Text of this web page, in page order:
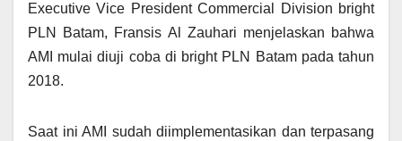
Executive Vice President Commercial Division bright
PLN Batam, Fransis Al Zauhari menjelaskan bahwa
AMI mulai diuji coba di bright PLN Batam pada tahun
2018.
Saat ini AMI sudah diimplementasikan dan terpasang